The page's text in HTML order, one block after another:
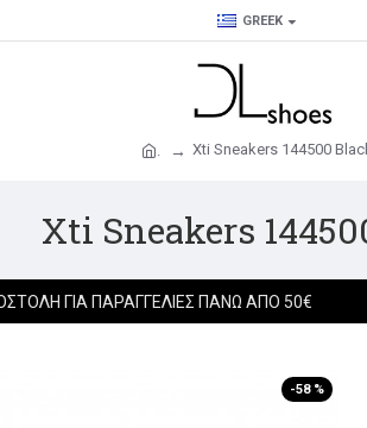
GREEK
. Xti Sneakers 144500
Xti Sneakers
ΓΙΑ ΠΑΡΑΓΓΕΛΊΕΣ ΠΆΝΩ ΑΠΌ 50€
-58 %